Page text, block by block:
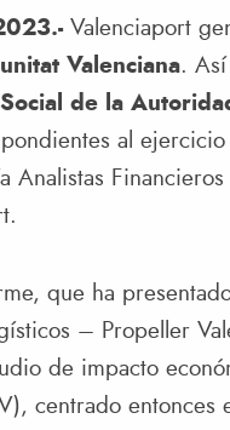
Valenciaport
Valenciana. Así
de la
al
Analistas
que ha
– Propeller
de impacto
centrado